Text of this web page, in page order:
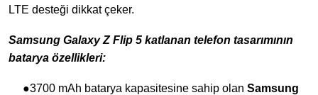
LTE desteği dikkat çeker.
Samsung Galaxy Z Flip 5 katlanan telefon tasarımının
batarya özellikleri:
●3700 mAh batarya kapasitesine sahip olan Samsung